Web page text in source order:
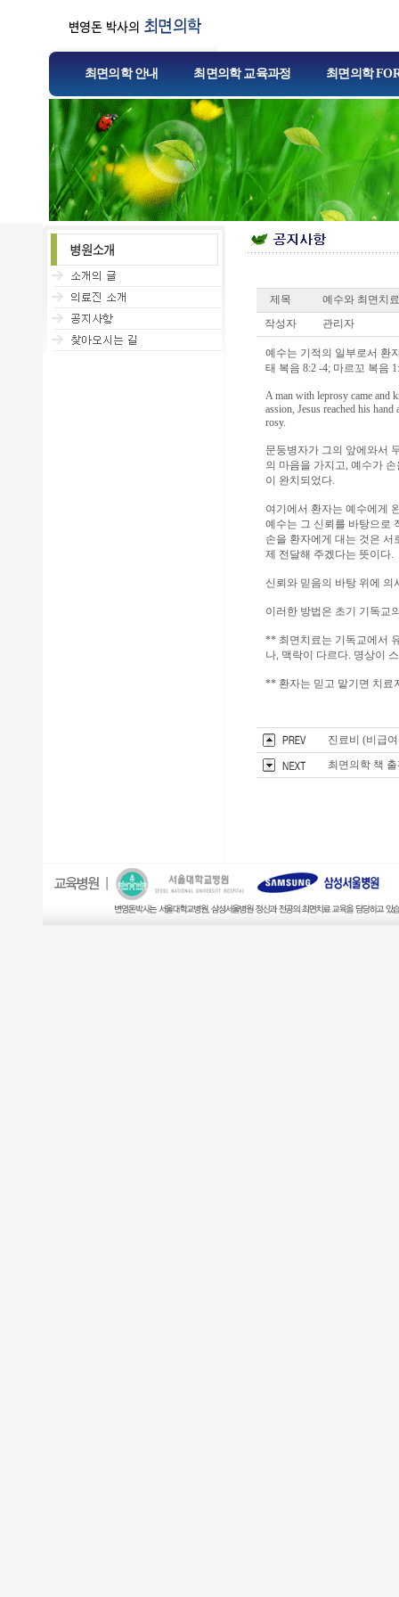
최면의학 안내 최면의학 교육과정 최면의학
제목
예수와 최면치료
작성자
관리자
예수는 기적의 일부로서 환
태 복음 8:2 -4; 마르꼬 복음
A man with leprosy came and
assion, Jesus reached his
rosy.
문둥병자가 그의 앞에와서
의 마음을 가지고, 예수가
이 완치되었다.
여기에서 환자는 예수에게
예수는 그 신뢰를 바탕으로
손을 환자에게 대는 것은 서
제 전달해 주겠다는 뜻이다.
신뢰와 믿음의 바탕 위에
이러한 방법은 초기 기독교
** 최면치료는 기독교에서
나, 맥락이 다르다. 명상이
** 환자는 믿고 맡기면 치료
진료비 (비급
최면의학 책 출